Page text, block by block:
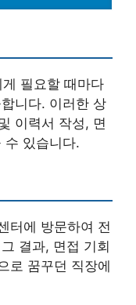
필요할 때마다
니다. 이러한 상
이력서 작성, 면
수 있습니다.
터에 방문하여 전
결과, 면접 기회
로 꿈꾸던 직장에